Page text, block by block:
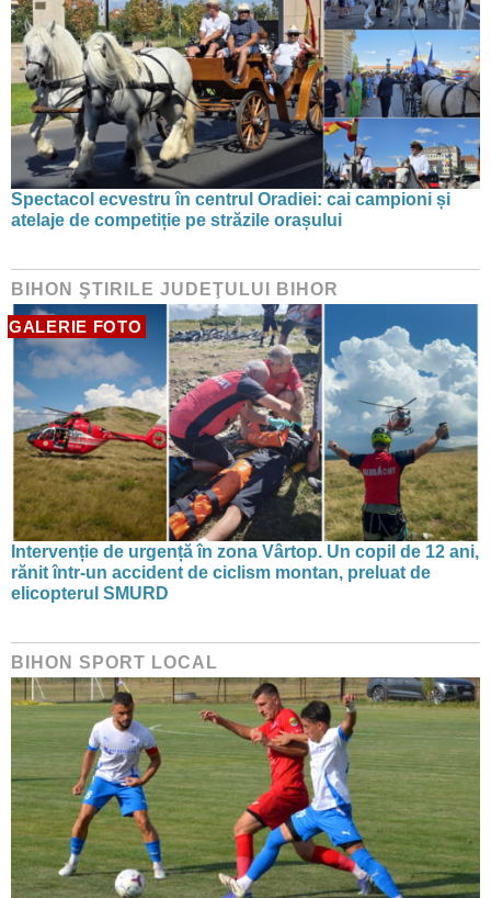
Spectacol ecvestru în centrul Oradiei: cai campioni și
atelaje de competiție pe străzile orașului
BIHON ŞTIRILE JUDEŢULUI BIHOR
GALERIE FOTO
Intervenție de urgență în zona Vârtop. Un copil de 12 ani,
rănit într-un accident de ciclism montan, preluat de
elicopterul SMURD
BIHON SPORT LOCAL